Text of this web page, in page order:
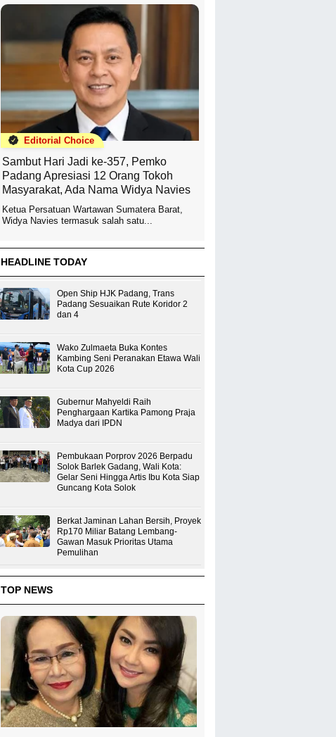
Editorial Choice
Sambut Hari Jadi ke-357, Pemko
Padang Apresiasi 12 Orang Tokoh
Masyarakat, Ada Nama Widya Navies
Ketua Persatuan Wartawan Sumatera Barat,
Widya Navies termasuk salah satu...
HEADLINE TODAY
Open Ship HJK Padang, Trans
Padang Sesuaikan Rute Koridor 2
dan 4
Wako Zulmaeta Buka Kontes
Kambing Seni Peranakan Etawa Wali
Kota Cup 2026
Gubernur Mahyeldi Raih
Penghargaan Kartika Pamong Praja
Madya dari IPDN
Pembukaan Porprov 2026 Berpadu
Solok Barlek Gadang, Wali Kota:
Gelar Seni Hingga Artis Ibu Kota Siap
Guncang Kota Solok
Berkat Jaminan Lahan Bersih, Proyek
Rp170 Miliar Batang Lembang-
Gawan Masuk Prioritas Utama
Pemulihan
TOP NEWS